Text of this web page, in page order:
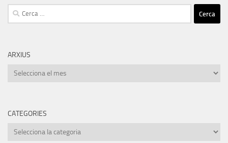
Cerca:
ARXIUS
Arxius
CATEGORIES
Categories